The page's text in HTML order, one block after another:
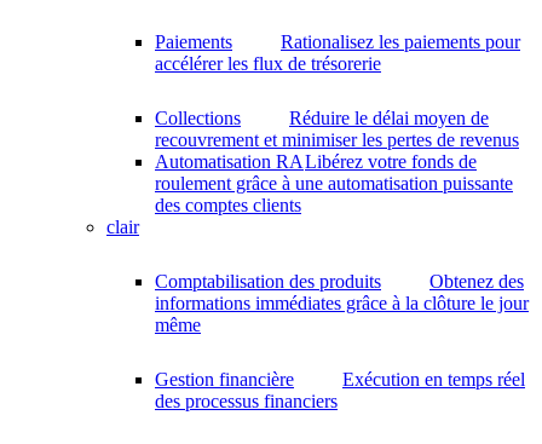
Paiements
Rationalisez les paiements pour
accélérer les flux de trésorerie
Collections
Réduire le délai moyen de
recouvrement et minimiser les pertes de revenus
Automatisation RALibérez votre fonds de
roulement grâce à une automatisation puissante
des comptes clients
clair
Comptabilisation des produits
Obtenez des
informations immédiates grâce à la clôture le jour
même
Gestion financière
Exécution en temps réel
des processus financiers